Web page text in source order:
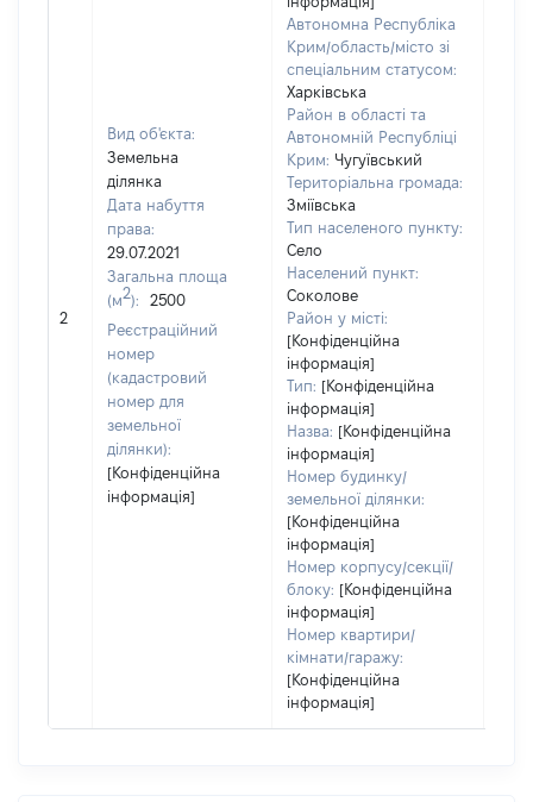
2
Вид об'єкта:
Земельна
ділянка
Дата набуття
права:
29.07.2021
Загальна площа
(м2):
2500
Реєстраційний
номер
(кадастровий
номер для
земельної
ділянки):
[Конфіденційна
інформація]
Автономна Республіка
Крим/область/місто зі
спеціальним статусом:
Харківська
Район в області та
Автономній Республіці
Крим: Чугуївський
Територіальна громада:
Зміївська
Тип населеного пункту:
Село
Населений пункт:
Соколове
Район у місті:
[Конфіденційна
інформація]
Тип: [Конфіденційна
інформація]
Назва: [Конфіденційна
інформація]
Номер будинку/
земельної ділянки:
[Конфіденційна
інформація]
Номер корпусу/секції/
блоку: [Конфіденційна
інформація]
Номер квартири/
кімнати/гаражу:
[Конфіденційна
інформація]